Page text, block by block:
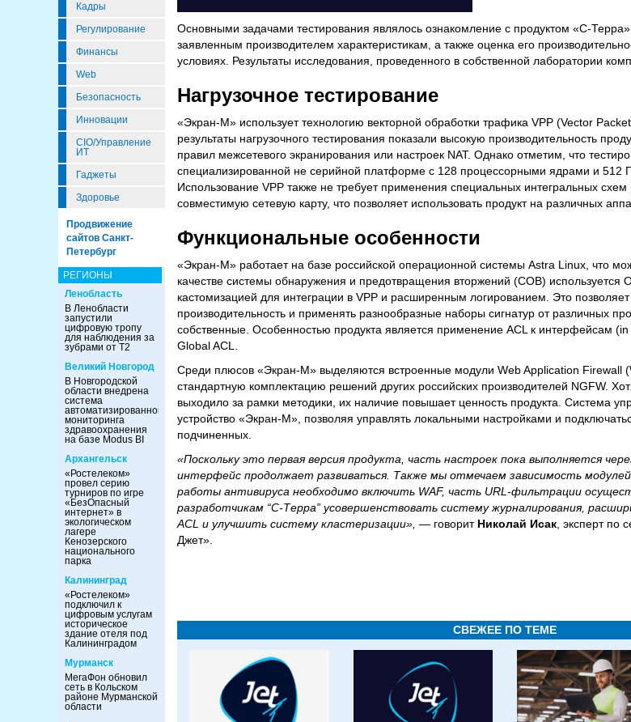
Кадры
Регулирование
Финансы
Web
Безопасность
Инновации
CIO/Управление
ИТ
Гаджеты
Здоровье
Продвижение
сайтов Санкт-
Петербург
РЕГИОНЫ
Ленобласть
В Ленобласти
запустили
цифровую тропу
для наблюдения за
зубрами от Т2
Великий Новгород
В Новгородской
области внедрена
система
автоматизированного
мониторинга
здравоохранения
на базе Modus BI
Архангельск
«Ростелеком»
провел серию
турниров по игре
«БезОпасный
интернет» в
экологическом
лагере
Кенозерского
национального
парка
Калининград
«Ростелеком»
подключил к
цифровым услугам
историческое
здание отеля под
Калининградом
Мурманск
МегаФон обновил
сеть в Кольском
районе Мурманской
области
Основными задачами тестирования являлось ознакомление с продуктом «С-
заявленным производителем характеристикам, а также оценка его
условиях. Результаты исследования, проведенного в собственной лаборатории
Нагрузочное тестирование
«Экран-М» использует технологию векторной обработки трафика VPP (Vector
результаты нагрузочного тестирования показали высокую производительность
правил межсетевого экранирования или настроек NAT. Однако отметим, что
специализированной не серийной платформе с 128 процессорными ядрами и 512
Использование VPP также не требует применения специальных интегральных схем
совместимую сетевую карту, что позволяет использовать продукт на различных
Функциональные особенности
«Экран-М» работает на базе российской операционной системы Astra Linux, что
качестве системы обнаружения и предотвращения вторжений (СОВ) используется
кастомизацией для интеграции в VPP и расширенным логированием. Это позволяет
производительность и применять разнообразные наборы сигнатур от различных
собственные. Особенностью продукта является применение ACL к интерфейсам
Global ACL.
Среди плюсов «Экран-М» выделяются встроенные модули Web Application Firewall
стандартную комплектацию решений других российских производителей NGFW.
выходило за рамки методики, их наличие повышает ценность продукта. Система
устройство «Экран-М», позволяя управлять локальными настройками и
подчиненных.
«Поскольку это первая версия продукта, часть настроек пока выполняется
интерфейс продолжает развиваться. Также мы отмечаем зависимость
работы антивируса необходимо включить WAF, часть URL-фильтрации
разработчикам “С-Терра” усовершенствовать систему журналирования,
ACL и улучшить систему кластеризации», — говорит Николай Исак , эксперт по
Джет».
СВЕЖЕЕ ПО ТЕМЕ